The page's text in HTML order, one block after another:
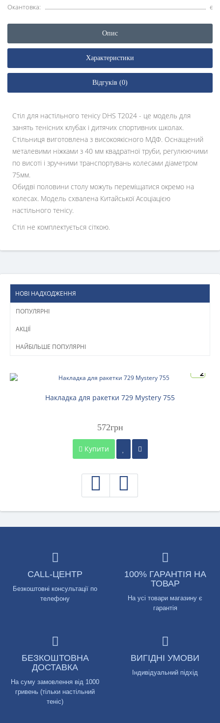
Окантовка:
є
Опис
Характеристики
Відгуків (0)
Стіл для настільного тенісу DHS T2024 - це модель для
занять тенісних клубах і дитячих спортивних школах.
Стільниця виготовлена з високоякісного МДФ. Оснащений
металевими ніжками з 40 мм квадратної труби, регулюючими
по висоті і зручними транспортувань колесами діаметром
75мм.
Обидві половини столу можуть переміщатися окремо на
колесах. Модель схвалена Китайської Асоціацією
настільного тенісу.
Стіл не комплектується сіткою.
НОВІ НАДХОДЖЕННЯ
ПОПУЛЯРНІ
АКЦІЇ
НАЙБІЛЬШЕ ПОПУЛЯРНІ
2
Накладка для ракетки 729 Mystery 755
572грн
Купити
CALL-ЦЕНТР
Безкоштовні консультації по
телефону
100% ГАРАНТІЯ НА
ТОВАР
На усі товари магазину є
гарантія
БЕЗКОШТОВНА
ДОСТАВКА
На суму замовлення від 1000
гривень (тільки настільний
теніс)
ВИГІДНІ УМОВИ
Індивідуальний підхід